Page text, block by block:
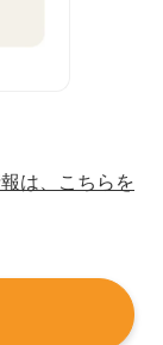
は、こちらを